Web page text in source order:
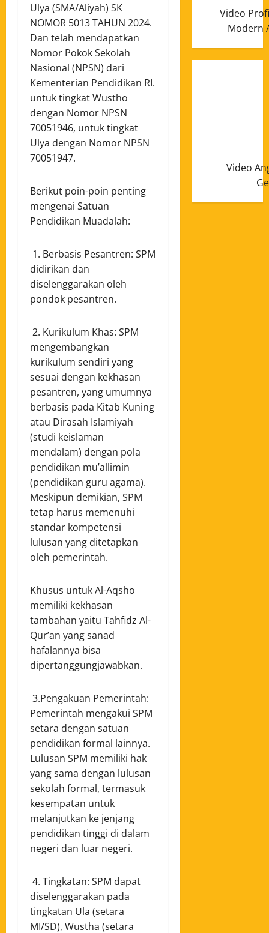
Ulya (SMA/Aliyah) SK
NOMOR 5013 TAHUN 2024.
Dan telah mendapatkan
Nomor Pokok Sekolah
Nasional (NPSN) dari
Kementerian Pendidikan RI.
untuk tingkat Wustho
dengan Nomor NPSN
70051946, untuk tingkat
Ulya dengan Nomor NPSN
70051947.
Berikut poin-poin penting
mengenai Satuan
Pendidikan Muadalah:
1. Berbasis Pesantren: SPM
didirikan dan
diselenggarakan oleh
pondok pesantren.
2. Kurikulum Khas: SPM
mengembangkan
kurikulum sendiri yang
sesuai dengan kekhasan
pesantren, yang umumnya
berbasis pada Kitab Kuning
atau Dirasah Islamiyah
(studi keislaman
mendalam) dengan pola
pendidikan mu’allimin
(pendidikan guru agama).
Meskipun demikian, SPM
tetap harus memenuhi
standar kompetensi
lulusan yang ditetapkan
oleh pemerintah.
Khusus untuk Al-Aqsho
memiliki kekhasan
tambahan yaitu Tahfidz Al-
Qur’an yang sanad
hafalannya bisa
dipertanggungjawabkan.
3.Pengakuan Pemerintah:
Pemerintah mengakui SPM
setara dengan satuan
pendidikan formal lainnya.
Lulusan SPM memiliki hak
yang sama dengan lulusan
sekolah formal, termasuk
kesempatan untuk
melanjutkan ke jenjang
pendidikan tinggi di dalam
negeri dan luar negeri.
4. Tingkatan: SPM dapat
diselenggarakan pada
tingkatan Ula (setara
MI/SD), Wustha (setara
Video
Modern
Video